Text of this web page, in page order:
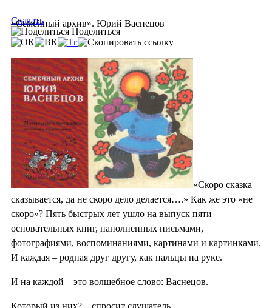
«Семейный архив». Юрий Васнецов
Скачать
Поделиться
«Скоро сказка
сказывается, да не скоро дело делается….» Как же это «не
скоро»? Пять быстрых лет ушло на выпуск пяти
основательных книг, наполненных письмами,
фотографиями, воспоминаниями, картинами и картинками.
И каждая – родная друг другу, как пальцы на руке.
И на каждой – это волшебное слово: Васнецов.
Который из них? – спросит слушатель.